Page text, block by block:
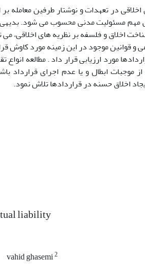
در تعهدات و نوشتار طرفین معامله
مهم مسئولیت مدنی محسوب می شود.
اخلاق و فلسفه بر نظریه های اخلاقی،
و قوانین موجود در این زمینه مورد کاوش
مورد ارزیابی قرار داد . مطالعه
ابطال و یا عدم اجرای قرارداد
اخلاق حسنه در قراردادها تلاش نمود.
liability
vahid ghasemi2